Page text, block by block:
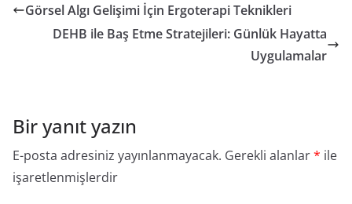
Görsel Algı Gelişimi İçin Ergoterapi Teknikleri
DEHB ile Baş Etme Stratejileri: Günlük Hayatta
Uygulamalar
Bir yanıt yazın
E-posta adresiniz yayınlanmayacak. Gerekli alanlar* ile
işaretlenmişlerdir